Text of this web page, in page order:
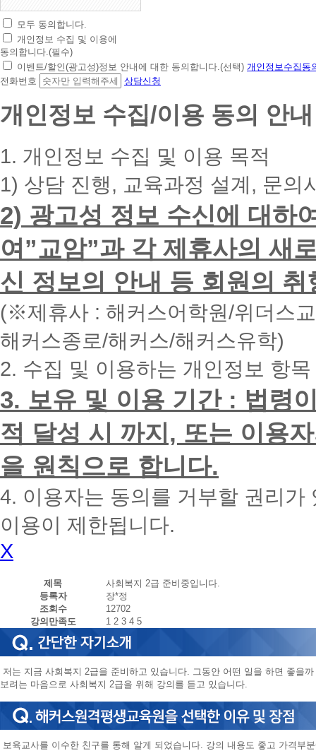
초
간
편
상
담
청
대
폰
입
력
시
면
빠
른
간
내
에
화
드
리
겠
습
니
다.
모두 동의합니다.
개인정보 수집 및 이용에
동의합니다.(필수)
이벤트/할인(광고성)정보 안내에 대한 동의합니다.(선택) 개인정보수집동
전화번호
상담신청
개인정보 수집/이용 동의 안내
1. 개인정보 수집 및 이용 목적
1) 상담 진행, 교육과정 설계, 문의
2) 광고성 정보 수신에 대하
여”교암”과 각 제휴사의 새
신 정보의 안내 등 회원의
(※제휴사 : 해커스어학원/위더스
해커스종로/해커스/해커스유학)
2. 수집 및 이용하는 개인정보 항
3. 보유 및 이용 기간 : 법령
적 달성 시 까지, 또는 이용
을 원칙으로 합니다.
4. 이용자는 동의를 거부할 권리
이용이 제한됩니다.
X
제목
사회복지 2급 준비중입니다.
등록자
장*정
조회수
12702
강의만족도
1 2 3 4 5
저는 지금 사회복지 2급을 준비하고 있습니다. 그동안 어떤 일을 하면 좋을
보려는 마음으로 사회복지 2급을 위해 강의를 듣고 있습니다.
보육교사를 이수한 친구를 통해 알게 되었습니다. 강의 내용도 좋고 가격부